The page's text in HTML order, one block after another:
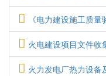
《电力建设施工质
火电建设项目文件收
火力发电厂热力设备